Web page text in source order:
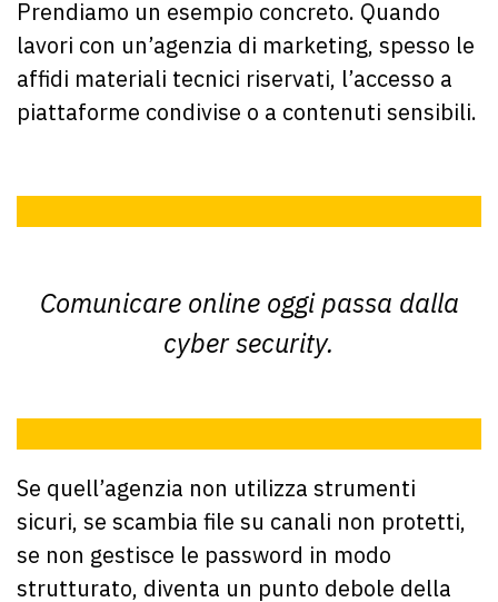
Prendiamo un esempio concreto. Quando
lavori con un’agenzia di marketing, spesso le
affidi materiali tecnici riservati, l’accesso a
piattaforme condivise o a contenuti sensibili.
Comunicare online oggi passa dalla
cyber security.
Se quell’agenzia non utilizza strumenti
sicuri, se scambia file su canali non protetti,
se non gestisce le password in modo
strutturato, diventa un punto debole della